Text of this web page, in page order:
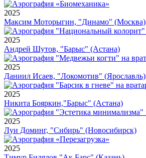
2025
Максим Моторыгин, "Динамо" (Москва)
2025
Андрей Шутов, "Барыс" (Астана)
2025
Даниил Исаев, "Локомотив" (Ярославль)
2025
Никита Бояркин,"Барыс" (Астана)
2025
Луи Доминг, "Сибирь" (Новосибирск)
2025